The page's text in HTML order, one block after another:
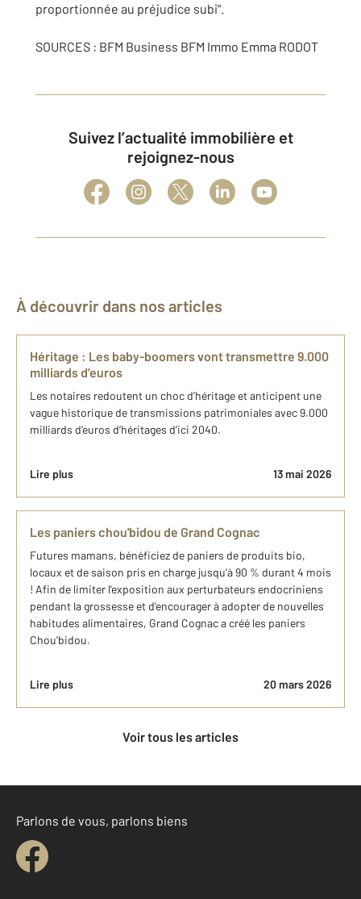
proportionnée au préjudice subi".
SOURCES : BFM Business BFM Immo Emma RODOT
Suivez l’actualité immobilière et
rejoignez-nous
À découvrir dans nos articles
Héritage : Les baby-boomers vont transmettre 9.000
milliards d’euros
Les notaires redoutent un choc d’héritage et anticipent une
vague historique de transmissions patrimoniales avec 9.000
milliards d’euros d’héritages d’ici 2040.
Lire plus 13 mai 2026
Les paniers chou'bidou de Grand Cognac
Futures mamans, bénéficiez de paniers de produits bio,
locaux et de saison pris en charge jusqu'à 90 % durant 4 mois
! Afin de limiter l'exposition aux perturbateurs endocriniens
pendant la grossesse et d'encourager à adopter de nouvelles
habitudes alimentaires, Grand Cognac a créé les paniers
Chou'bidou.
Lire plus 20 mars 2026
Voir tous les articles
Parlons de vous, parlons biens